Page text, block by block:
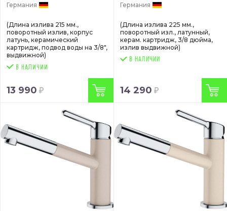
Германия
(Длина излива 215 мм.,
поворотный излив, корпус
латунь, керамический
картридж, подвод воды на 3/8",
выдвижной)
13 990
Германия
(Длина излива 225 мм.,
поворотный изл., латунный,
керам. картридж, 3/8 дюйма,
излив выдвижной)
В НАЛИЧИИ
14 290